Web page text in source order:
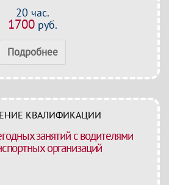
20 час.
1700руб.
Подробнее
КВАЛИФИКАЦИИ
занятий с водителями
организаций